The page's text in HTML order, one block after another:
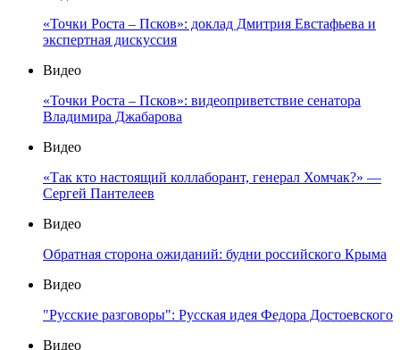
«Точки Роста – Псков»: доклад Дмитрия Евстафьева и
экспертная дискуссия
Видео
«Точки Роста – Псков»: видеоприветствие сенатора
Владимира Джабарова
Видео
«Так кто настоящий коллаборант, генерал Хомчак?» —
Сергей Пантелеев
Видео
Обратная сторона ожиданий: будни российского Крыма
Видео
"Русские разговоры": Русская идея Федора Достоевского
Видео